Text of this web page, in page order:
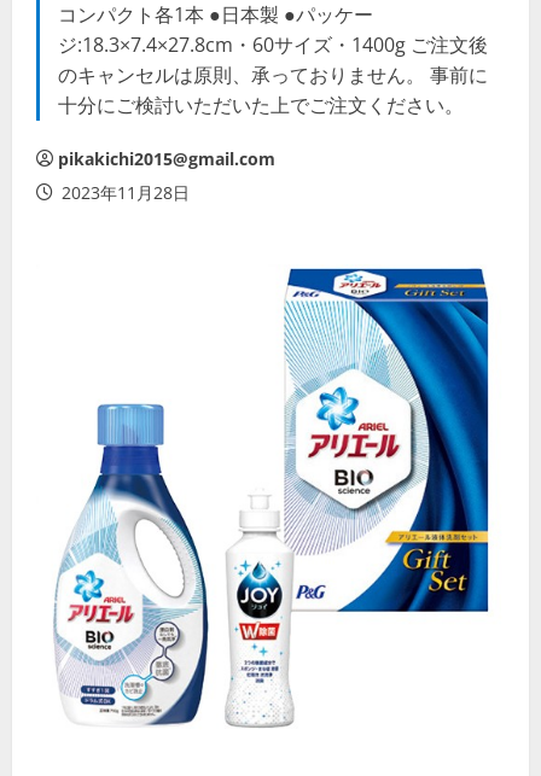
コンパクト各1本 ●日本製 ●パッケー
ジ:18.3×7.4×27.8cm・60サイズ・1400g ご注文後
のキャンセルは原則、承っておりません。 事前に
十分にご検討いただいた上でご注文ください。
pikakichi2015@gmail.com
2023年11月28日